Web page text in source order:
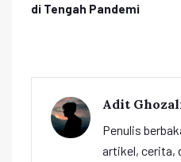
di Tengah Pandemi
Adit
Penulis
artikel, cerita,